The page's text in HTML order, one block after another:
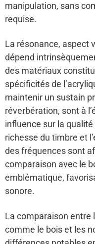
manipulation, sans
requise.
La résonance, aspect
dépend
des matériaux
spécificités de
maintenir un sustain
réverbération, sont à
influence sur la
richesse du timbre et
des fréquences sont
comparaison avec le
emblématique,
sonore.
La comparaison
comme le bois et les